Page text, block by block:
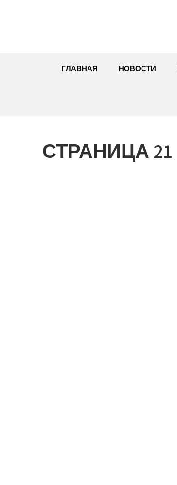
ГЛАВНАЯ НОВОСТИ
СТРАНИЦА 21